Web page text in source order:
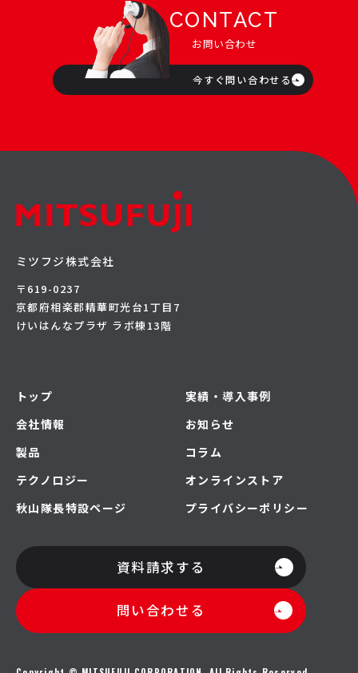
CONTACT
お問い合わせ
今すぐ問い合わせる
ミツフジ株式会社
〒619-0237
京都府相楽郡精華町光台1丁目7
けいはんなプラザ ラボ棟13階
トップ
会社情報
製品
テクノロジー
秋山隊長特設ページ
実績・導入事例
お知らせ
コラム
オンラインストア
プライバシーポリシー
資料請求する
問い合わせる